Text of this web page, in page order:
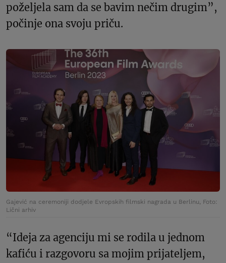
poželjela sam da se bavim nečim drugim”,
počinje ona svoju priču.
Gajević na ceremoniji dodjele Evropskih filmski nagrada u Berlinu, Foto:
Lični arhiv
“Ideja za agenciju mi se rodila u jednom
kafiću i razgovoru sa mojim prijateljem,